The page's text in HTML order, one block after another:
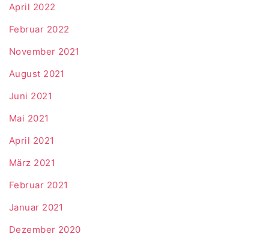
April 2022
Februar 2022
November 2021
August 2021
Juni 2021
Mai 2021
April 2021
März 2021
Februar 2021
Januar 2021
Dezember 2020